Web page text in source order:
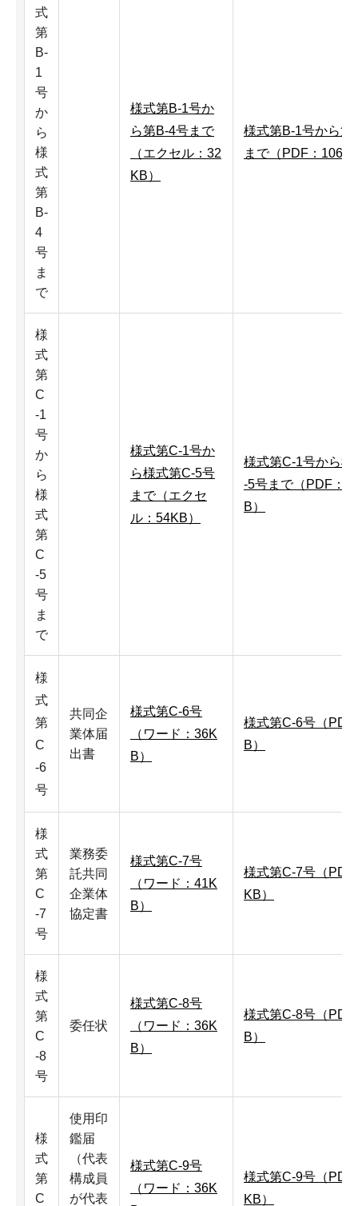
式
第
B-
1
号
か
ら
様
式
第
B-
4
号
ま
で
様式第B-1号か
ら第B-4号まで
（エクセル：32
KB）
様式第B-1号から第
まで（PDF：
様
式
第
C
-1
号
か
ら
様
式
第
C
-5
号
ま
で
様式第C-1号か
ら様式第C-5号
まで（エクセ
ル：54KB）
様式第C-1号から様
-5号まで（PDF：
B）
様
式
第
C
-6
号
共同企
業体届
出書
様式第C-6号
（ワード：36K
B）
様式第C-6号（PDF
B）
様
式
第
C
-7
号
業務委
託共同
企業体
協定書
様式第C-7号
（ワード：41K
B）
様式第C-7号（PDF
KB）
様
式
第
C
-8
号
委任状
様式第C-8号
（ワード：36K
B）
様式第C-8号（PDF
B）
様
式
第
C
使用印
鑑届
（代表
構成員
が代表
様式第C-9号
（ワード：36K
様式第C-9号（PDF
KB）